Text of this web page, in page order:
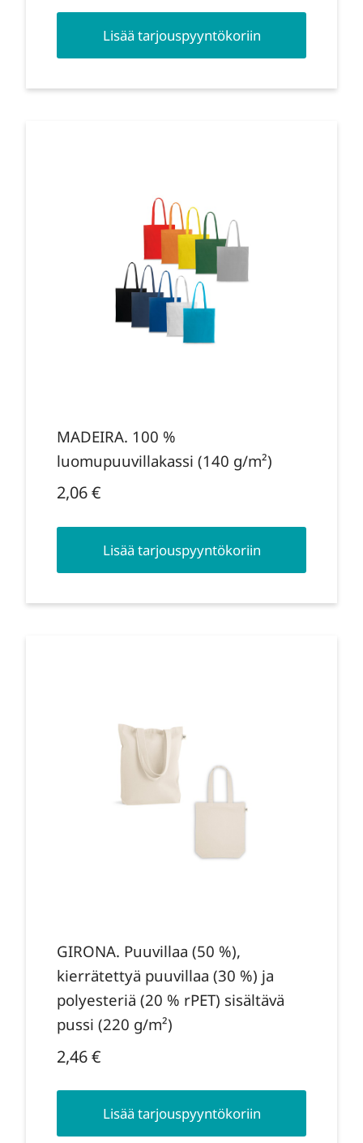
Lisää tarjouspyyntökoriin
MADEIRA. 100 %
luomupuuvillakassi (140 g/m²)
2,06€
Lisää tarjouspyyntökoriin
GIRONA. Puuvillaa (50 %),
kierrätettyä puuvillaa (30 %) ja
polyesteriä (20 % rPET) sisältävä
pussi (220 g/m²)
2,46€
Lisää tarjouspyyntökoriin